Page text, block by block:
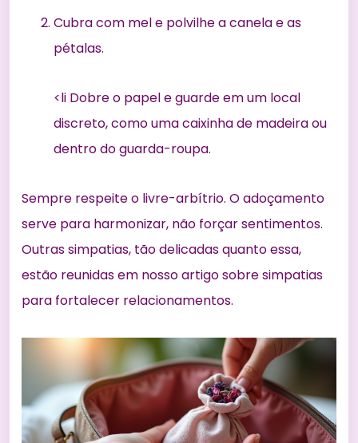
Cubra com mel e polvilhe a canela e as
pétalas.
<li Dobre o papel e guarde em um local
discreto, como uma caixinha de madeira ou
dentro do guarda-roupa.
Sempre respeite o livre-arbítrio. O adoçamento
serve para harmonizar, não forçar sentimentos.
Outras simpatias, tão delicadas quanto essa,
estão reunidas em nosso artigo sobresimpatias
para fortalecer relacionamentos.